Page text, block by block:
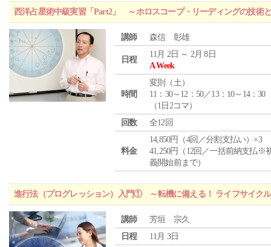
西洋占星術中級実習「Part2」 ～ホロスコープ・リーディングの技術
講師 森信 彰雄
日程
11月 2日 ～ 2月 8日
A Week
時間
変則（土）
11：30～12：50／13：10～14：30
（1日2コマ）
回数
全12回
料金
14,850円（4回／分割支払い）×3
41,250円（12回／一括前納支払※
義開始前まで）
進行法（プログレッション）入門① ～転機に備える！ ライフサイク
講師
芳垣 宗久
日程
11月 3日